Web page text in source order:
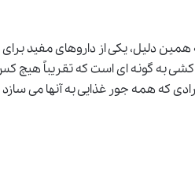
دلیل، یکی از داروهای مفید برای
به گونه ای است که تقریباً هیچ
همه جور غذایی به آنها می سازد و